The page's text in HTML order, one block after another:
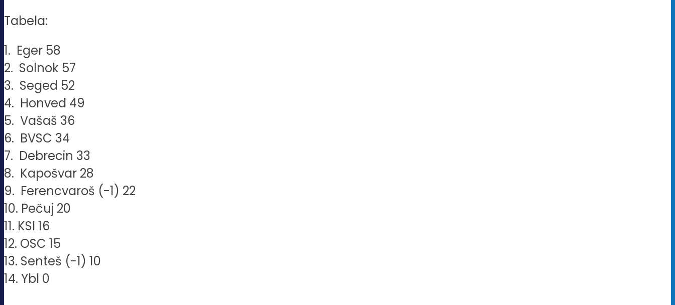
Tabela:
1. Eger 58
2. Solnok 57
3. Seged 52
4. Honved 49
5. Vašaš 36
6. BVSC 34
7. Debrecin 33
8. Kapošvar 28
9. Ferencvaroš (-1) 22
10. Pečuj 20
11. KSI 16
12. OSC 15
13. Senteš (-1) 10
14. Ybl 0